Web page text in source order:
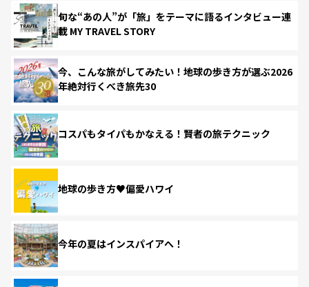
旬な“あの人”が「旅」をテーマに語るインタビュー連
載 MY TRAVEL STORY
今、こんな旅がしてみたい！地球の歩き方が選ぶ2026
年絶対行くべき旅先30
コスパもタイパもかなえる！賢者の旅テクニック
地球の歩き方♥偏愛ハワイ
今年の夏はインスパイアへ！